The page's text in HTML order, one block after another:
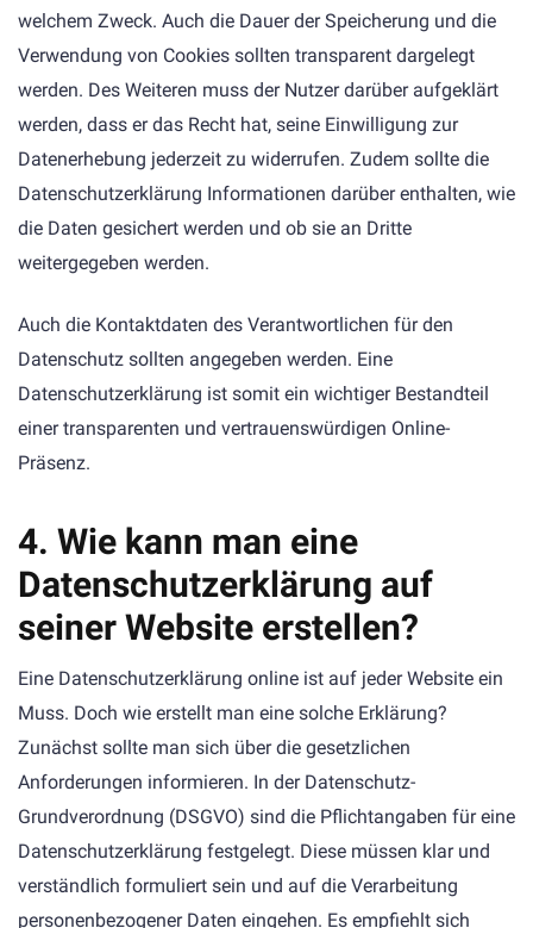
welchem Zweck. Auch die Dauer der Speicherung und die
Verwendung von Cookies sollten transparent dargelegt
werden. Des Weiteren muss der Nutzer darüber aufgeklärt
werden, dass er das Recht hat, seine Einwilligung zur
Datenerhebung jederzeit zu widerrufen. Zudem sollte die
Datenschutzerklärung Informationen darüber enthalten, wie
die Daten gesichert werden und ob sie an Dritte
weitergegeben werden.
Auch die Kontaktdaten des Verantwortlichen für den
Datenschutz sollten angegeben werden. Eine
Datenschutzerklärung ist somit ein wichtiger Bestandteil
einer transparenten und vertrauenswürdigen Online-
Präsenz.
4. Wie kann man eine
Datenschutzerklärung auf
seiner Website erstellen?
Eine Datenschutzerklärung online ist auf jeder Website ein
Muss. Doch wie erstellt man eine solche Erklärung?
Zunächst sollte man sich über die gesetzlichen
Anforderungen informieren. In der Datenschutz-
Grundverordnung (DSGVO) sind die Pflichtangaben für eine
Datenschutzerklärung festgelegt. Diese müssen klar und
verständlich formuliert sein und auf die Verarbeitung
personenbezogener Daten eingehen. Es empfiehlt sich